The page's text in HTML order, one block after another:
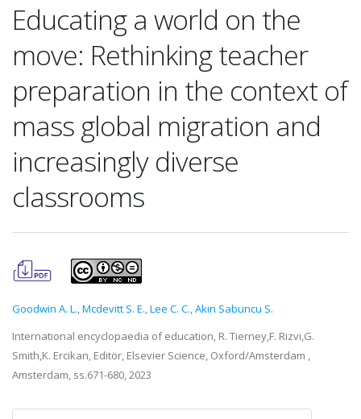
Educating a world on the
move: Rethinking teacher
preparation in the context of
mass global migration and
increasingly diverse
classrooms
Goodwin A. L.,Mcdevitt S. E.,Lee C. C.,Akın Sabuncu S.
International encyclopaedia of education, R. Tierney,F. Rizvi,G.
Smith,K. Ercikan, Editör, Elsevier Science, Oxford/Amsterdam ,
Amsterdam, ss.671-680, 2023